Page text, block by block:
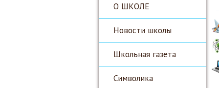
О ШКОЛЕ
Новости школы
Школьная газета
Символика